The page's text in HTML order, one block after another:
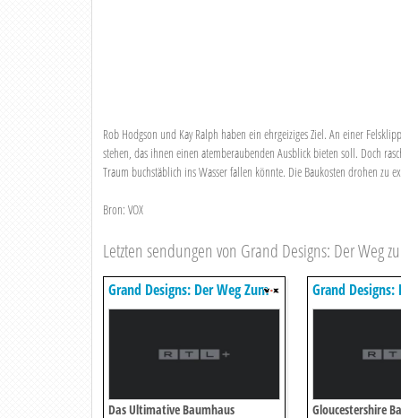
Rob Hodgson und Kay Ralph haben ein ehrgeiziges Ziel. An einer
stehen, das ihnen einen atemberaubenden Ausblick bieten soll. Doch
Traum buchstäblich ins Wasser fallen könnte. Die Baukosten drohen zu
Bron: VOX
Letzten sendungen von Grand Designs: Der Weg
Grand Designs: Der Weg Zum
Traumhaus
Das Ultimative Baumhaus
Grand Designs:
Traumhaus
Gloucestershire